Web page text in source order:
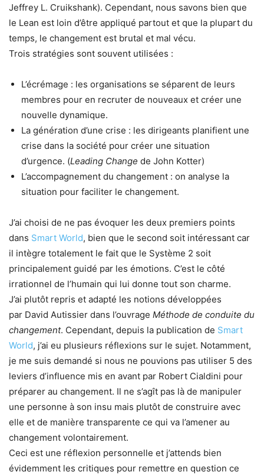
Jeffrey L. Cruikshank). Cependant, nous savons bien que
le Lean est loin d’être appliqué partout et que la plupart du
temps, le changement est brutal et mal vécu.
Trois stratégies sont souvent utilisées :
L’écrémage : les organisations se séparent de leurs
membres pour en recruter de nouveaux et créer une
nouvelle dynamique.
La génération d’une crise : les dirigeants planifient une
crise dans la société pour créer une situation
d’urgence. (Leading Change de John Kotter)
L’accompagnement du changement : on analyse la
situation pour faciliter le changement.
J’ai choisi de ne pas évoquer les deux premiers points
dans Smart World, bien que le second soit intéressant car
il intègre totalement le fait que le Système 2 soit
principalement guidé par les émotions. C’est le côté
irrationnel de l’humain qui lui donne tout son charme.
J’ai plutôt repris et adapté les notions développées
par David Autissier dans l’ouvrage Méthode de conduite du
changement. Cependant, depuis la publication de Smart
World, j’ai eu plusieurs réflexions sur le sujet. Notamment,
je me suis demandé si nous ne pouvions pas utiliser 5 des
leviers d’influence mis en avant par Robert Cialdini pour
préparer au changement. Il ne s’agît pas là de manipuler
une personne à son insu mais plutôt de construire avec
elle et de manière transparente ce qui va l’amener au
changement volontairement.
Ceci est une réflexion personnelle et j’attends bien
évidemment les critiques pour remettre en question ce